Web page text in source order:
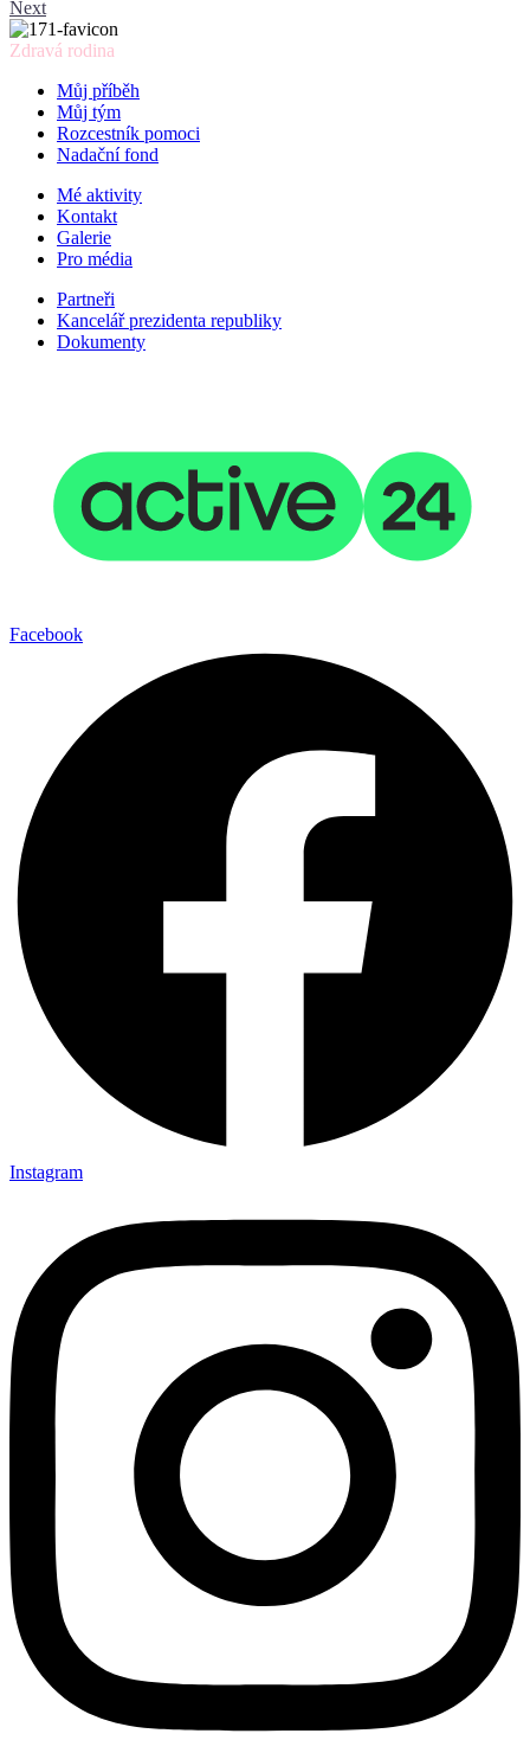
Next
Zdravá rodina
Můj příběh
Můj tým
Rozcestník pomoci
Nadační fond
Mé aktivity
Kontakt
Galerie
Pro média
Partneři
Kancelář prezidenta republiky
Dokumenty
Facebook
Instagram